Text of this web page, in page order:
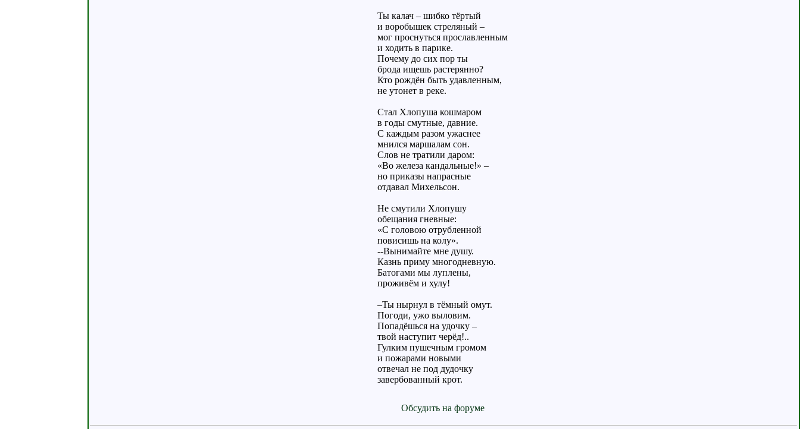
Ты калач – шибко тёртый
и воробышек стреляный –
мог проснуться прославленным
и ходить в парике.
Почему до сих пор ты
брода ищешь растерянно?
Кто рождён быть удавленным,
не утонет в реке.
Стал Хлопуша кошмаром
в годы смутные, давние.
С каждым разом ужаснее
мнился маршалам сон.
Слов не тратили даром:
«Во железа кандальные!» –
но приказы напрасные
отдавал Михельсон.
Не смутили Хлопушу
обещания гневные:
«С головою отрубленной
повисишь на колу».
--Вынимайте мне душу.
Казнь приму многодневную.
Батогами мы луплены,
проживём и хулу!
–Ты нырнул в тёмный омут.
Погоди, ужо выловим.
Попадёшься на удочку –
твой наступит черёд!..
Гулким пушечным громом
и пожарами новыми
отвечал не под дудочку
завербованный крот.
Обсудить на форуме